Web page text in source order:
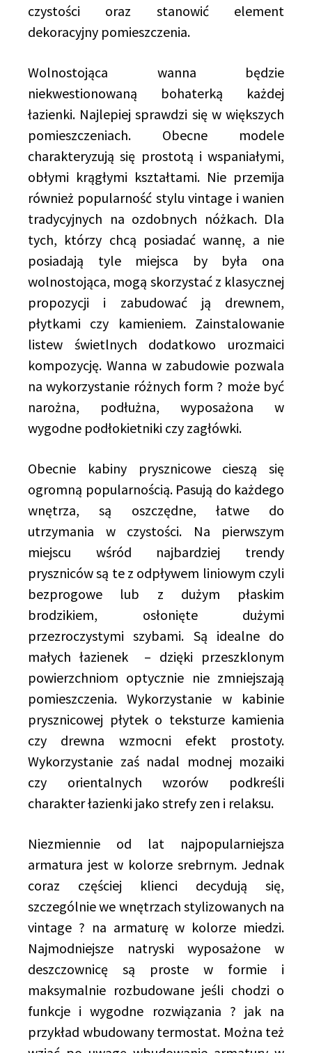
czystości oraz stanowić element
dekoracyjny pomieszczenia.
Wolnostojąca wanna będzie
niekwestionowaną bohaterką każdej
łazienki. Najlepiej sprawdzi się w większych
pomieszczeniach. Obecne modele
charakteryzują się prostotą i wspaniałymi,
obłymi krągłymi kształtami. Nie przemija
również popularność stylu vintage i wanien
tradycyjnych na ozdobnych nóżkach. Dla
tych, którzy chcą posiadać wannę, a nie
posiadają tyle miejsca by była ona
wolnostojąca, mogą skorzystać z klasycznej
propozycji i zabudować ją drewnem,
płytkami czy kamieniem. Zainstalowanie
listew świetlnych dodatkowo urozmaici
kompozycję. Wanna w zabudowie pozwala
na wykorzystanie różnych form ? może być
narożna, podłużna, wyposażona w
wygodne podłokietniki czy zagłówki.
Obecnie kabiny prysznicowe cieszą się
ogromną popularnością. Pasują do każdego
wnętrza, są oszczędne, łatwe do
utrzymania w czystości. Na pierwszym
miejscu wśród najbardziej trendy
pryszniców są te z odpływem liniowym czyli
bezprogowe lub z dużym płaskim
brodzikiem, osłonięte dużymi
przezroczystymi szybami. Są idealne do
małych łazienek – dzięki przeszklonym
powierzchniom optycznie nie zmniejszają
pomieszczenia. Wykorzystanie w kabinie
prysznicowej płytek o teksturze kamienia
czy drewna wzmocni efekt prostoty.
Wykorzystanie zaś nadal modnej mozaiki
czy orientalnych wzorów podkreśli
charakter łazienki jako strefy zen i relaksu.
Niezmiennie od lat najpopularniejsza
armatura jest w kolorze srebrnym. Jednak
coraz częściej klienci decydują się,
szczególnie we wnętrzach stylizowanych na
vintage ? na armaturę w kolorze miedzi.
Najmodniejsze natryski wyposażone w
deszczownicę są proste w formie i
maksymalnie rozbudowane jeśli chodzi o
funkcje i wygodne rozwiązania ? jak na
przykład wbudowany termostat. Można też